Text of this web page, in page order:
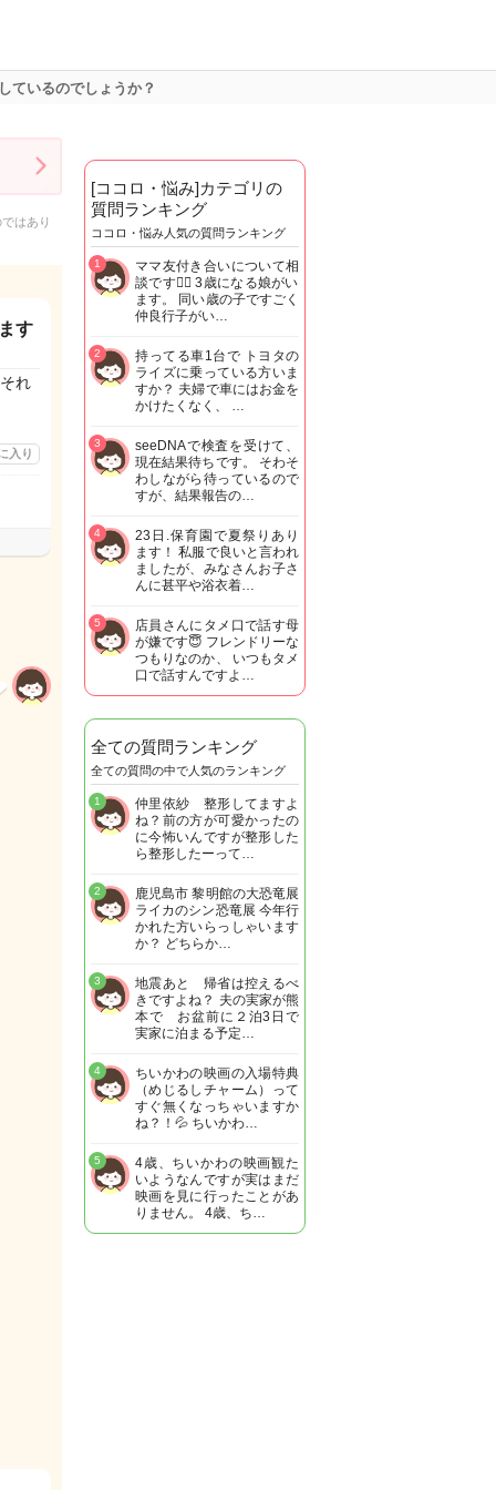
ているのでしょうか？
はあり
す
れ
入り
[ココロ・悩み]カテゴリの
質問ランキング
ココロ・悩み人気の質問ランキング
ママ友付き合いについて相
談です🙇‍♂️ 3歳になる娘がい
ます。 同い歳の子ですごく
仲良行子がい…
1
持ってる車1台で トヨタの
ライズに乗っている方いま
すか？ 夫婦で車にはお金を
かけたくなく、 …
2
seeDNAで検査を受けて、
現在結果待ちです。 そわそ
わしながら待っているので
すが、結果報告の…
3
23日.保育園で夏祭りあり
ます！ 私服で良いと言われ
ましたが、みなさんお子さ
んに甚平や浴衣着…
4
店員さんにタメ口で話す母
が嫌です😇 フレンドリーな
つもりなのか、 いつもタメ
口で話すんですよ…
5
全ての質問ランキング
全ての質問の中で人気のランキング
仲里依紗 整形してますよ
ね？前の方が可愛かったの
に今怖いんですが整形した
ら整形したーって…
1
鹿児島市 黎明館の大恐竜展
ライカのシン恐竜展 今年行
かれた方いらっしゃいます
か？ どちらか…
2
地震あと 帰省は控えるべ
きですよね？ 夫の実家が熊
本で お盆前に２泊3日で
実家に泊まる予定…
3
ちいかわの映画の入場特典
（めじるしチャーム）って
すぐ無くなっちゃいますか
ね？！💦 ちいかわ…
4
4歳、ちいかわの映画観た
いようなんですが実はまだ
映画を見に行ったことがあ
りません。 4歳、ち…
5